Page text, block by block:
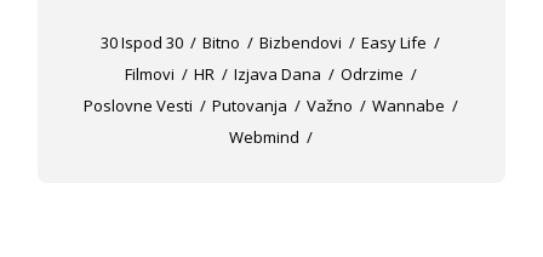
30 Ispod 30 Bitno Bizbendovi
Easy Life
Filmovi
HR Izjava Dana
Odrzime
Poslovne Vesti
Putovanja Važno
Wannabe
Webmind